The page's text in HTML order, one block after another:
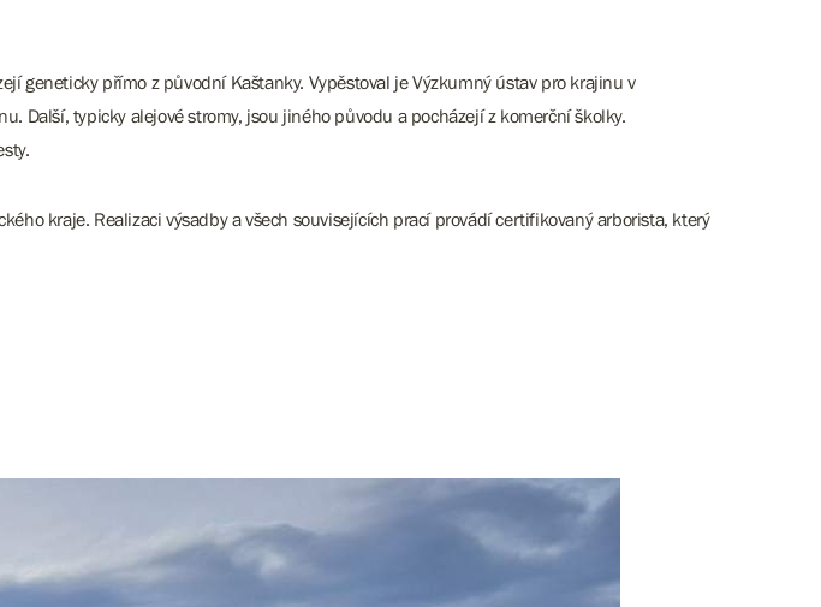
geneticky přímo z původní Kaštanky. Vypěstoval je Výzkumný ústav pro krajinu v
Další, typicky alejové stromy, jsou jiného původu a pocházejí z komerční školky.
kraje. Realizaci výsadby a všech souvisejících prací provádí certifikovaný arborista, který